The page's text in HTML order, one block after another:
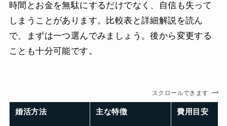
時間とお金を無駄にするだけでなく、自信も失って
しまうことがあります。比較表と詳細解説を読ん
で、まずは一つ選んでみましょう。後から変更する
ことも十分可能です。
スクロールできます
婚活方法 主な特徴 費用目安